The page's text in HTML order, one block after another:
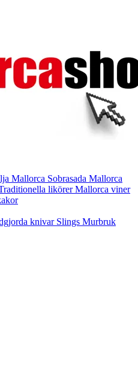
Mallorca Sobrasada Mallorca
likörerMallorca viner
knivar Slings Murbruk